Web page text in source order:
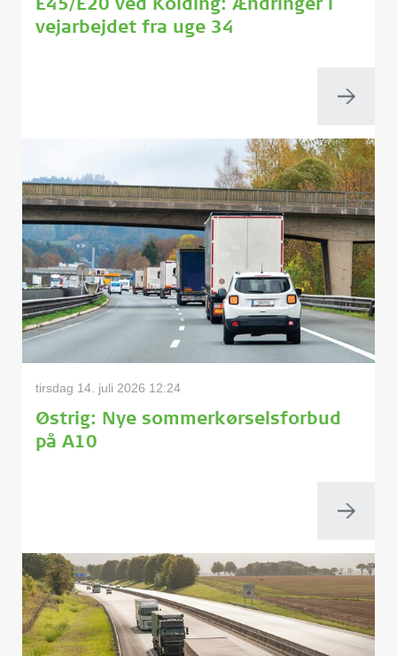
E45/E20 ved Kolding: Ændringer i
vejarbejdet fra uge 34
tirsdag 14. juli 2026 12:24
Østrig: Nye sommerkørselsforbud
på A10